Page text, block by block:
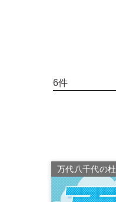
6件
万代八千代の杜